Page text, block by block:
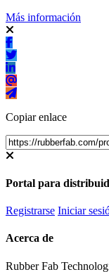
Más información
Copiar enlace
Portal para
Registrarse Iniciar
Acerca de
Rubber Fab